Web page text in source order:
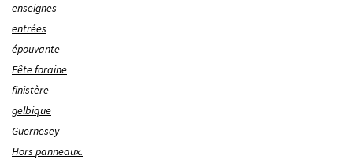
enseignes
entrées
épouvante
Fête foraine
finistère
gelbique
Guernesey
Hors panneaux.